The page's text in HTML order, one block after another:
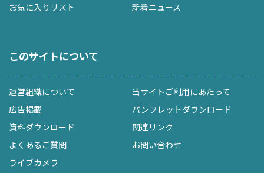
お気に入りリスト
新着ニュース
このサイトについて
運営組織について
当サイトご利用にあたって
広告掲載
パンフレットダウンロード
資料ダウンロード
関連リンク
よくあるご質問
お問い合わせ
ライブカメラ